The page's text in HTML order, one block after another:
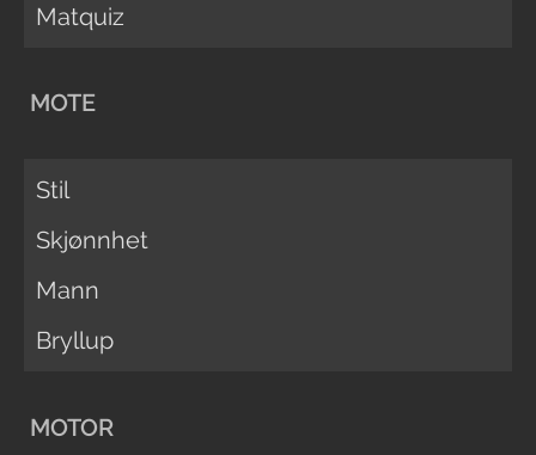
Matquiz
MOTE
Stil
Skjønnhet
Mann
Bryllup
MOTOR